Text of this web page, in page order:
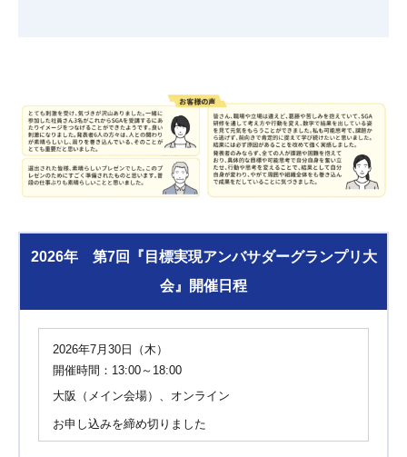
2026年 第7回『目標実現アンバサダーグランプリ大
会』開催日程
2026年7月30日（木）
開催時間：13:00～18:00
大阪（メイン会場）、オンライン
お申し込みを締め切りました